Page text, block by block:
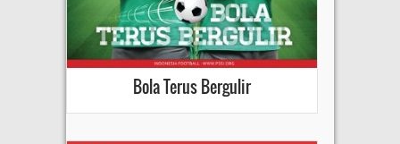
Bola Terus Bergulir